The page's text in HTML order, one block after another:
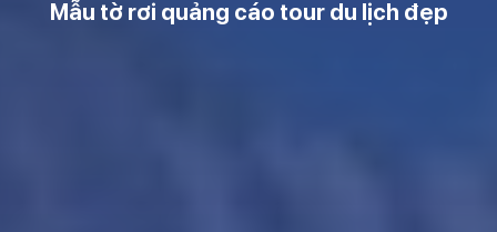
Mẫu tờ rơi quảng cáo tour du lịch đẹp